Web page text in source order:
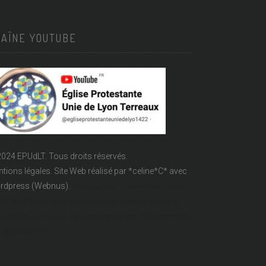
YOUTUBE
EPUdLT. Tous droits réservés.
légales. Site Web réalisé par *celine*C* avec
(Webnus).